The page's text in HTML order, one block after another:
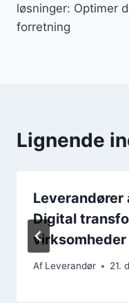
løsninger: Optimer
forretning
Lignende
Digital
virksomheder
Af Leverandør 21.